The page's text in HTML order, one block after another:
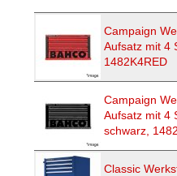
Campaign
Aufsatz mit 4
1482K4RED
Campaign
Aufsatz mit 4
schwarz,
Classic